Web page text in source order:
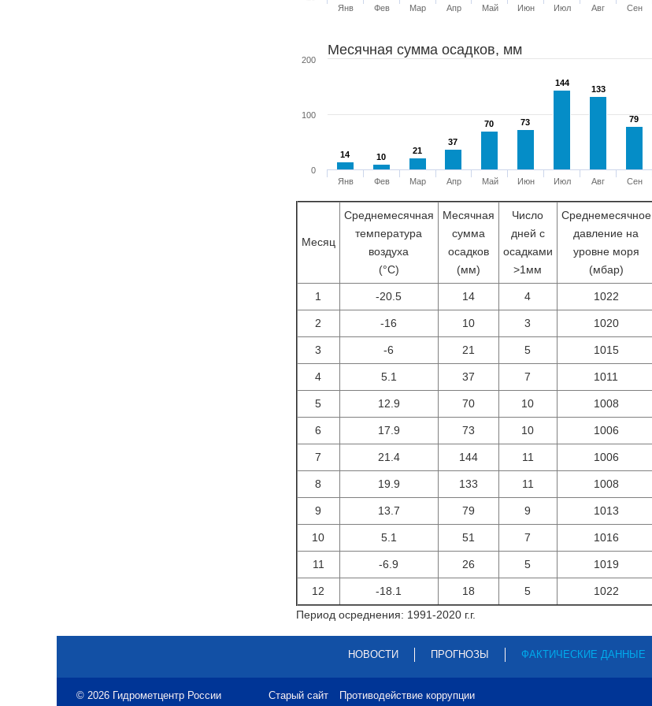
Янв Фев Мар Апр Май Июн Июл Авг Сен
Месячная сумма осадков, мм
14
14 10
10
21
21
37
37
70
70 73
73
144
144
133
133
79
79
Янв Фев Мар Апр Май Июн Июл Авг Сен
0
100
200
Месяц
Среднемесячная
температура
воздуха
(°С)
Месячная
сумма
осадков
(мм)
Число
дней с
осадками
>1мм
Среднемесячное
давление на
уровне моря
(мбар)
1 -20.5 14 4 1022
2 -16 10 3 1020
3 -6 21 5 1015
4 5.1 37 7 1011
5 12.9 70 10 1008
6 17.9 73 10 1006
7 21.4 144 11 1006
8 19.9 133 11 1008
9 13.7 79 9 1013
10 5.1 51 7 1016
11 -6.9 26 5 1019
12 -18.1 18 5 1022
Период осреднения: 1991-2020 г.г.
НОВОСТИ ПРОГНОЗЫ ФАКТИЧЕСКИЕ ДАННЫЕ
© 2026 Гидрометцентр России Старый сайт Противодействие коррупции